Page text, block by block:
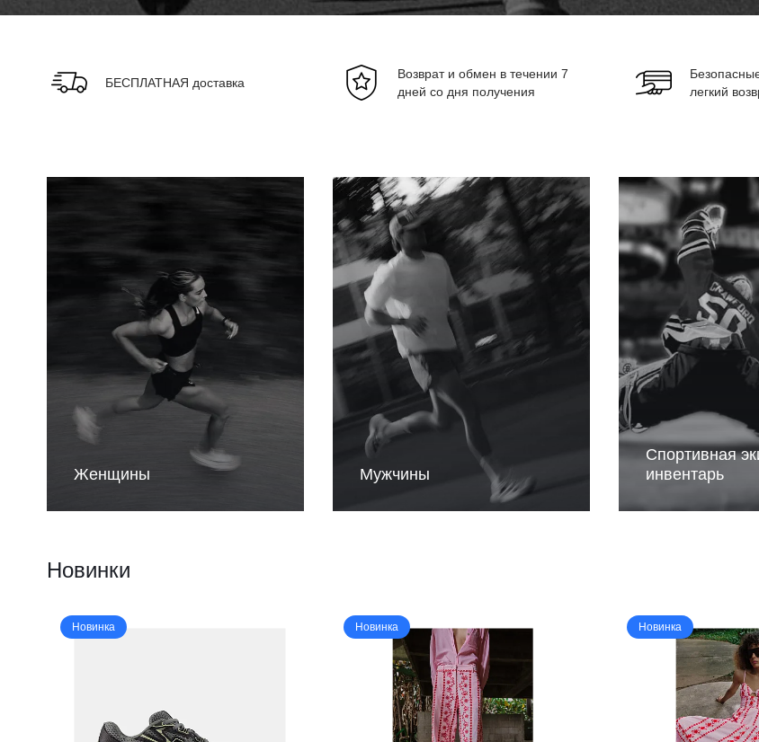
БЕСПЛАТНАЯ доставка
Возврат и обмен в течении 7
дней со дня получения
легкий
Женщины Мужчины
Спортивная
инвентарь
Новинки
Новинка Новинка Новинка